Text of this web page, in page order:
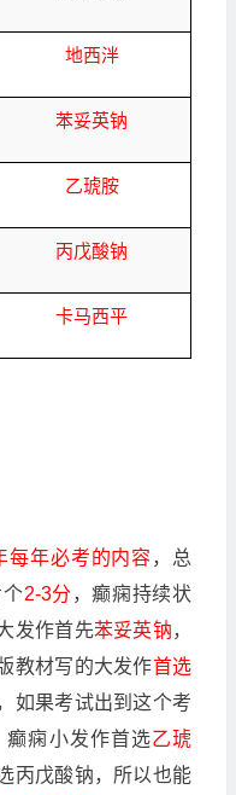
地西泮
苯妥英钠
乙琥胺
丙戊酸钠
卡马西平
每年必考的内容，总
2-3分 ，癫痫持续状
发作首先苯妥英钠，
教材写的大发作首选
如果考试出到这个考
癫痫小发作首选乙琥
丙戊酸钠，所以也能